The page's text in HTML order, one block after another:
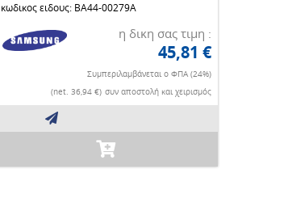
κωδικος ειδους: BA44-00279A
η δικη σας τιμη :
45,81 €
Συμπεριλαμβάνεται ο ΦΠΑ (24%)
(net. 36,94 €) συν αποστολή και χειρισμός